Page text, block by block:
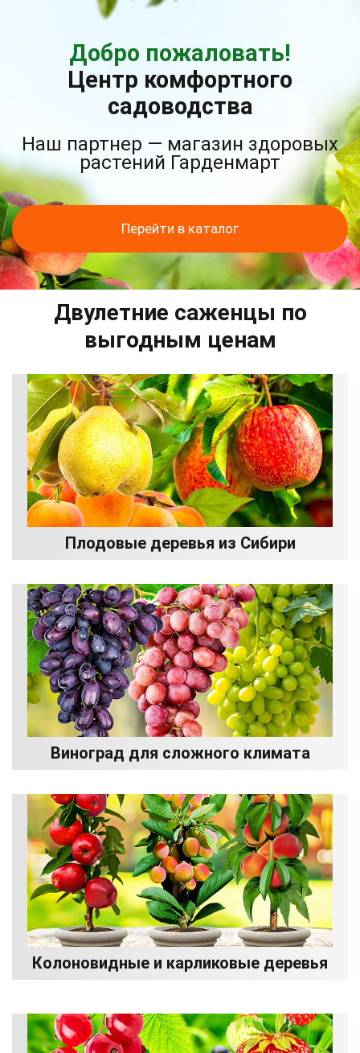
Добро пожаловать!
Центр комфортного
садоводства
Наш партнер — магазин здоровых
растений Гарденмарт
Перейти в каталог
Двулетние саженцы по
выгодным ценам
Плодовые деревья из Сибири
Виноград для сложного климата
Колоновидные и карликовые деревья